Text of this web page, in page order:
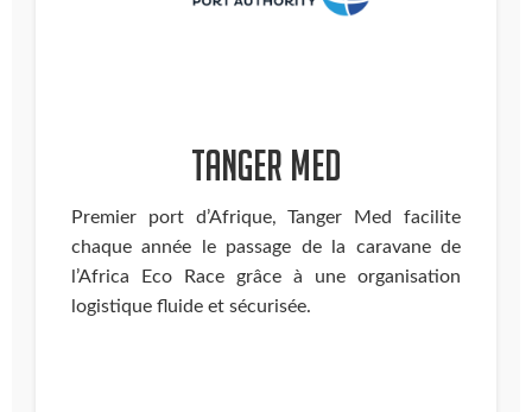
TANGER MED
Premier port d’Afrique, Tanger Med facilite
chaque année le passage de la caravane de
l’Africa Eco Race grâce à une organisation
logistique fluide et sécurisée.